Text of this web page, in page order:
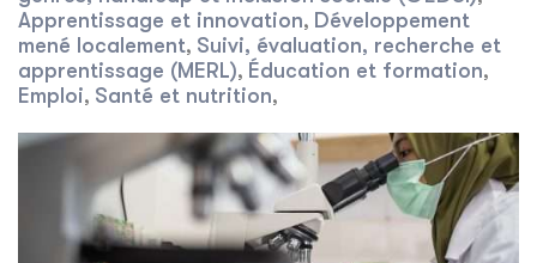
Apprentissage et innovation, Développement
mené localement, Suivi, évaluation, recherche et
apprentissage (MERL), Éducation et formation,
Emploi, Santé et nutrition,